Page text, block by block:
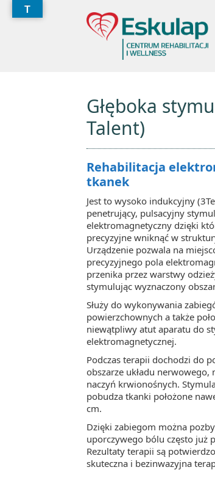
Głęboka
Talent)
Rehabilitacja
tkanek
Jest to wysoko indukcyjny
penetrujący, pulsacyjny
elektromagnetyczny dzięki
precyzyjne wniknąć w
Urządzenie pozwala na
precyzyjnego pola
przenika przez warstwy
stymulując wyznaczony obszar
Służy do wykonywania
powierzchownych a także
niewątpliwy atut aparatu do
elektromagnetycznej.
Podczas terapii dochodzi do
obszarze układu nerwowego,
naczyń krwionośnych.
pobudza tkanki położone
cm.
Dzięki zabiegom można
uporczywego bólu często już
Rezultaty terapii są
skuteczna i bezinwazyjna
T